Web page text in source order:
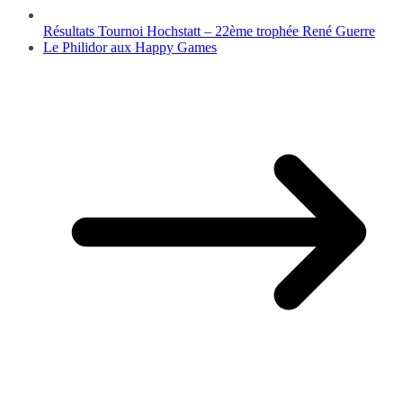
Résultats Tournoi Hochstatt – 22ème trophée René Guerre
Le Philidor aux Happy Games